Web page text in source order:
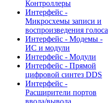
Контроллеры
Интерфейс -
Микросхемы записи и
воспроизведения голоса
Интерфейс - Модемы -
ИС и модули
Интерфейс - Модули
Интерфейс - Прямой
цифровой синтез DDS
Интерфейс -
Расширители портов
ввода/вывода